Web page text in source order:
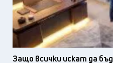
Защо всички искат да